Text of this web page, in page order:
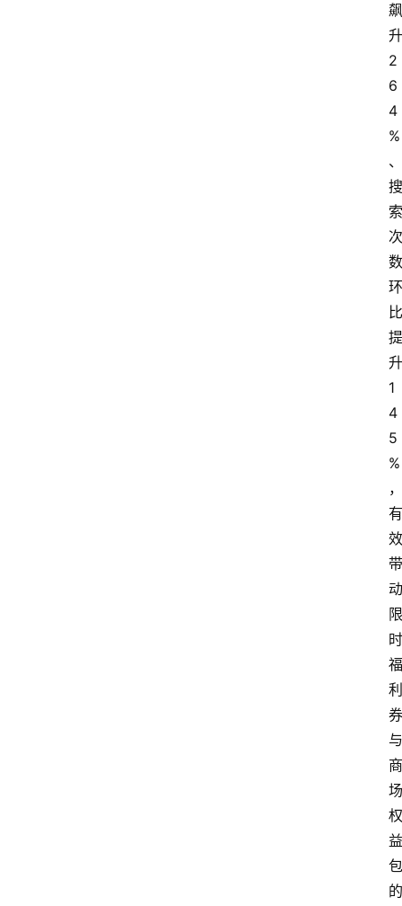
飙
升
2
6
4
%
、
搜
索
次
数
环
比
提
升
1
4
5
%
，
有
效
带
动
限
时
福
利
券
与
商
场
权
益
包
的